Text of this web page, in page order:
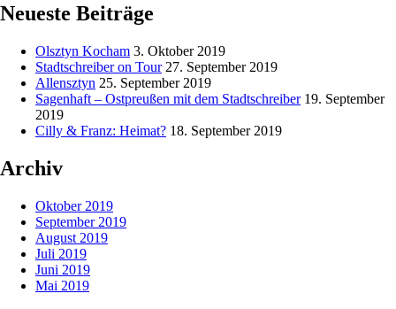
Neueste Beiträge
Olsztyn Kocham 3. Oktober 2019
Stadtschreiber on Tour 27. September 2019
Allensztyn 25. September 2019
Sagenhaft – Ostpreußen mit dem Stadtschreiber 19. September
2019
Cilly & Franz: Heimat? 18. September 2019
Archiv
Oktober 2019
September 2019
August 2019
Juli 2019
Juni 2019
Mai 2019